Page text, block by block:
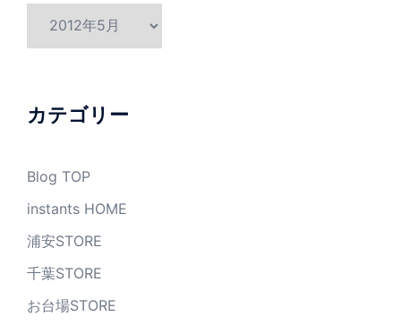
ブ
カテゴリー
Blog TOP
instants HOME
浦安STORE
千葉STORE
お台場STORE